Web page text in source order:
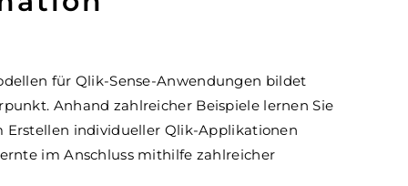
für Qlik-Sense-Anwendungen bildet
Anhand zahlreicher Beispiele lernen Sie
Erstellen individueller Qlik-Applikationen
im Anschluss mithilfe zahlreicher